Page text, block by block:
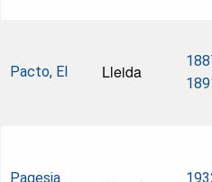
Pacto, El Lleida
Pagesia